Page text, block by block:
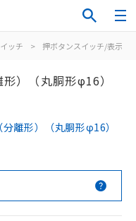
ッチ > 押ボタンスイッチ/表示灯
）（丸胴形φ16）
離形）（丸胴形φ16）